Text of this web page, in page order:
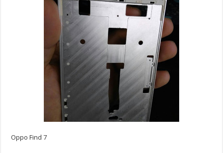
Oppo Find 7